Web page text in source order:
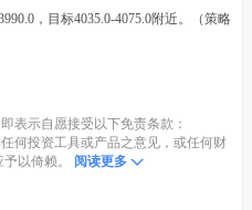
，目标4035.0-4075.0附近。（策略
表示自愿接受以下免责条款：
何投资工具或产品之意见，或任何财
以倚赖。
阅读更多